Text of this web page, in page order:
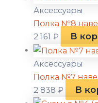
Аксессуары
Полка №8
2 161₽ В
Аксессуары
Полка №7
2 838₽ В